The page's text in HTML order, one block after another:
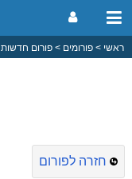
ראשי פורומים פורום חדשות
חזרה לפורום